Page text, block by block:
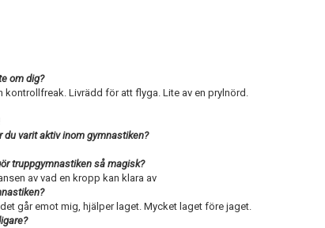
om dig?
kontrollfreak. Livrädd för att flyga. Lite av en prylnörd.
du varit aktiv inom gymnastiken?
truppgymnastiken så magisk?
av vad en kropp kan klara av
går emot mig, hjälper laget. Mycket laget före jaget.